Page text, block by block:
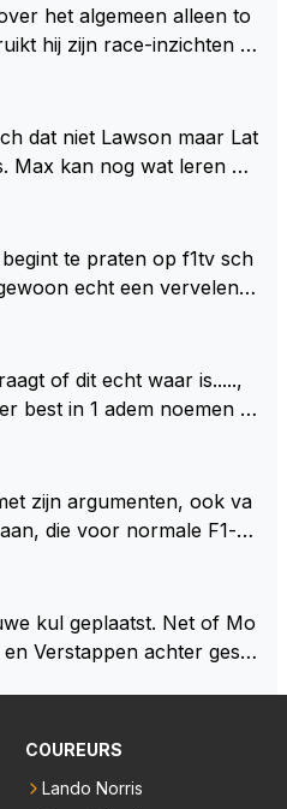
het algemeen alleen to
hij zijn race-inzichten q
dus wat dat betreft h
dat niet Lawson maar Lat
Max kan nog wat leren va
ze allemaal met de oge
nummer 2 of GOATINES
echt een vervelend
of dit echt waar is.....,
best in 1 adem noemen m
Kan mij voorstellen d
te luisteren maar heb jij
of de dappere b
zijn argumenten, ook va
die voor normale F1-fa
🤣
kul geplaatst. Net of Mo
Verstappen achter geslo
COUREURS
Lando Norris